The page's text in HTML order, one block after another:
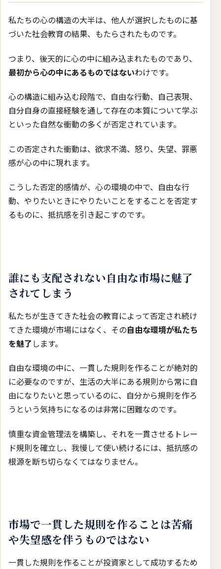
私たちの心の構造の大半は、他人が選択したものに基
づいた社会教育の結果、もたらされたものです。
つまり、後天的に心の中に組み込まれたものであり、
最初から心の中にあるものではないわけです。
心の構造に組み込む段階で、自由な行動、自己表現、
自分自身の直接経験を通して存在の本質について学ぶ
といった自然な衝動の多くが否定されています。
この否定された衝動は、欲求不満、怒り、失望、罪悪
感が心の中に現れます。
こうした否定的感情が、心の環境の中で、自由な行
動、やりたいときにやりたいことをすることを否定す
るものに、抵抗感を引き起こすのです。
誰にも支配されない自由な市場に魅了
されてしまう
私たちが生きてきた社会の教育によって否定され続け
てきた環境が市場にはなく、その自由な環境が私たち
を魅了します。
自由な環境の中に、一貫した規則を作ることが絶対的
に必要なのですが、生活の大半にある規則から常に自
由になりたいと思っているのに、自分から規則を作ろ
うという気持ちになるのは非常に困難なのです。
慎重な資金管理法を構築し、それを一貫させるトレー
ド規則を確立し、我慢して使い続けるには、抵抗感の
根源を断ち切らなくてはなりません。
市場で一貫した規則を作ることは苦痛
や失望感を伴うものではない
一貫した規則を作ることが投資家として成功するため